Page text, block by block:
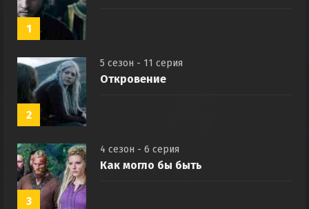
1
2
5 сезон - 11 серия
Откровение
3
4 сезон - 6 серия
Как могло бы быть